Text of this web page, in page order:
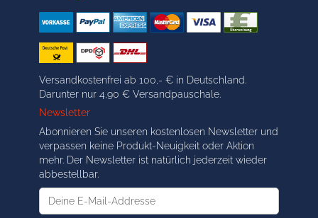
Versandkostenfrei ab 100,- € in Deutschland.
Darunter nur 4,90 € Versandpauschale.
Newsletter
Abonnieren Sie unseren kostenlosen Newsletter und
verpassen keine Produkt-Neuigkeit oder Aktion
mehr. Der Newsletter ist natürlich jederzeit wieder
abbestellbar.
Deine